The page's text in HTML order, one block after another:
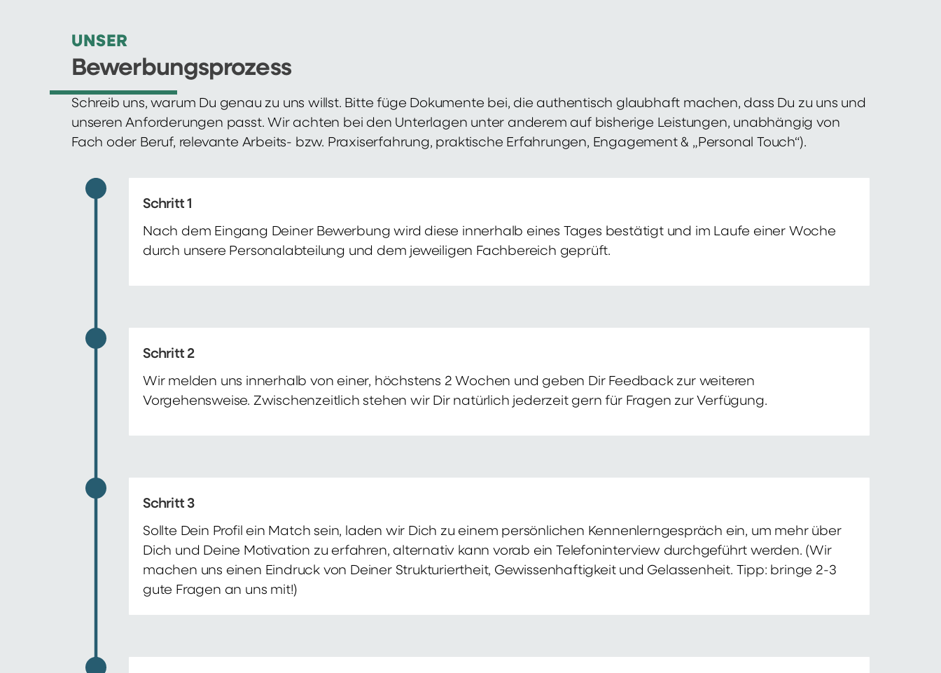
UNSER
Bewerbungsprozess
Schreib uns, warum Du genau zu uns willst. Bitte füge Dokumente bei, die authentisch glaubhaft machen, dass Du zu uns und
unseren Anforderungen passt. Wir achten bei den Unterlagen unter anderem auf bisherige Leistungen, unabhängig von
Fach oder Beruf, relevante Arbeits- bzw. Praxiserfahrung, praktische Erfahrungen, Engagement & „Personal Touch“).
Schritt 1
Nach dem Eingang Deiner Bewerbung wird diese innerhalb eines Tages bestätigt und im Laufe einer Woche
durch unsere Personalabteilung und dem jeweiligen Fachbereich geprüft.
Schritt 2
Wir melden uns innerhalb von einer, höchstens 2 Wochen und geben Dir Feedback zur weiteren
Vorgehensweise. Zwischenzeitlich stehen wir Dir natürlich jederzeit gern für Fragen zur Verfügung.
Schritt 3
Sollte Dein Profil ein Match sein, laden wir Dich zu einem persönlichen Kennenlerngespräch ein, um mehr über
Dich und Deine Motivation zu erfahren, alternativ kann vorab ein Telefoninterview durchgeführt werden. (Wir
machen uns einen Eindruck von Deiner Strukturiertheit, Gewissenhaftigkeit und Gelassenheit. Tipp: bringe 2-3
gute Fragen an uns mit!)